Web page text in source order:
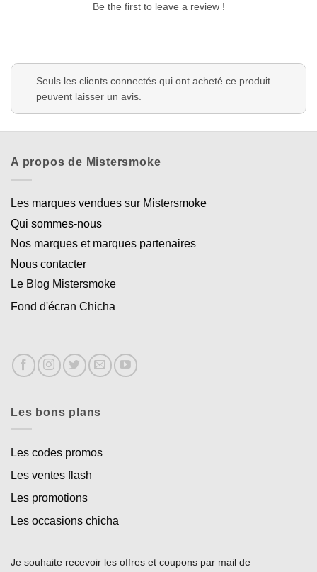
Be the first to leave a review !
Seuls les clients connectés qui ont acheté ce produit
peuvent laisser un avis.
A propos de Mistersmoke
Les marques vendues sur Mistersmoke
Qui sommes-nous
Nos marques et marques partenaires
Nous contacter
Le Blog Mistersmoke
Fond d'écran Chicha
Les bons plans
Les codes promos
Les ventes flash
Les promotions
Les occasions chicha
Je souhaite recevoir les offres et coupons par mail de